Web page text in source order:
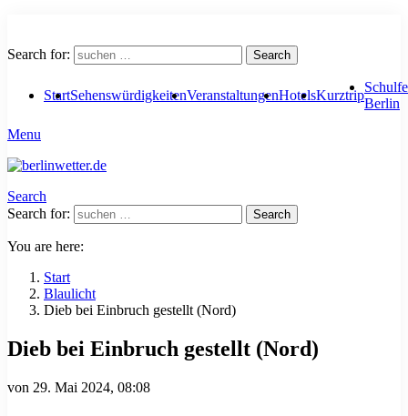
Search for: Search
StartSehenswürdigkeitenVeranstaltungenHotelsKurztrip
Berlin
Menu
Search
Search for:
Search
You are here:
Start
Blaulicht
Dieb bei Einbruch gestellt (Nord)
Dieb bei Einbruch gestellt (Nord)
von 29. Mai 2024, 08:08